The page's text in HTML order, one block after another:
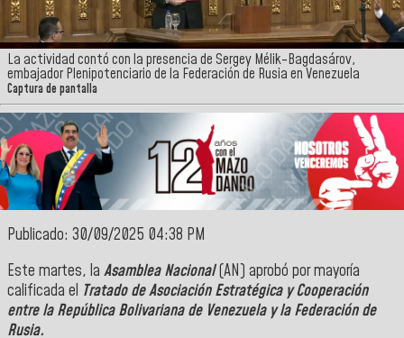
La actividad contó con la presencia de Sergey Mélik-Bagdasárov,
embajador Plenipotenciario de la Federación de Rusia en Venezuela
Captura de pantalla
Publicado: 30/09/2025 04:38 PM
Este martes, la Asamblea Nacional(AN) aprobó por mayoría
calificada el Tratado de Asociación Estratégica y Cooperación
entre la República Bolivariana de Venezuela y la Federación de
Rusia.